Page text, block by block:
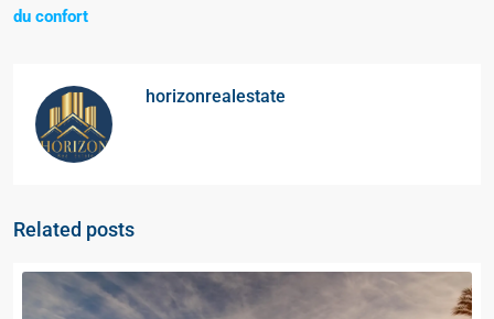
du confort
horizonrealestate
Related posts